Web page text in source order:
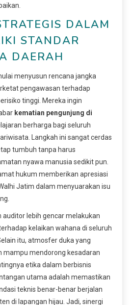
DALAM
STANDAR
DAERAH
menyusun rencana jangka
pengawasan terhadap
tinggi. Mereka ingin
kematian pengunjung di
berharga bagi seluruh
Langkah ini sangat cerdas
tumbuh tanpa harus
nyawa manusia sedikit pun.
hukum memberikan apresiasi
Jatim dalam menyuarakan isu
auditor lebih gencar melakukan
kelaikan wahana di seluruh
itu, atmosfer duka yang
mampu mendorong kesadaran
etika dalam berbisnis
utama adalah memastikan
teknis benar-benar berjalan
di lapangan hijau. Jadi, sinergi